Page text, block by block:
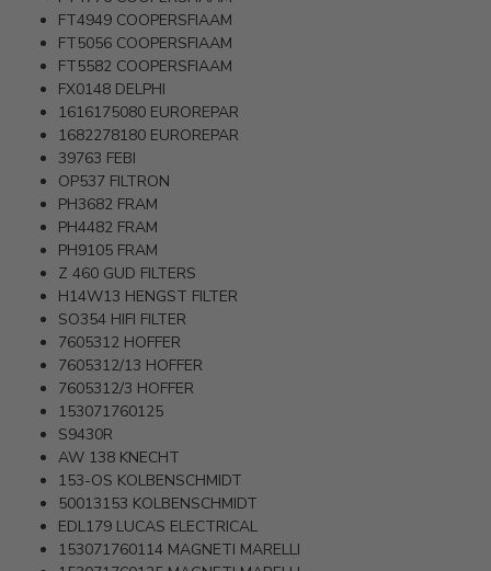
FT4949 COOPERSFIAAM
FT5056 COOPERSFIAAM
FT5582 COOPERSFIAAM
FX0148 DELPHI
1616175080 EUROREPAR
1682278180 EUROREPAR
39763 FEBI
OP537 FILTRON
PH3682 FRAM
PH4482 FRAM
PH9105 FRAM
Z 460 GUD FILTERS
H14W13 HENGST FILTER
SO354 HIFI FILTER
7605312 HOFFER
7605312/13 HOFFER
7605312/3 HOFFER
153071760125
S9430R
AW 138 KNECHT
153-OS KOLBENSCHMIDT
50013153 KOLBENSCHMIDT
EDL179 LUCAS ELECTRICAL
153071760114 MAGNETI MARELLI